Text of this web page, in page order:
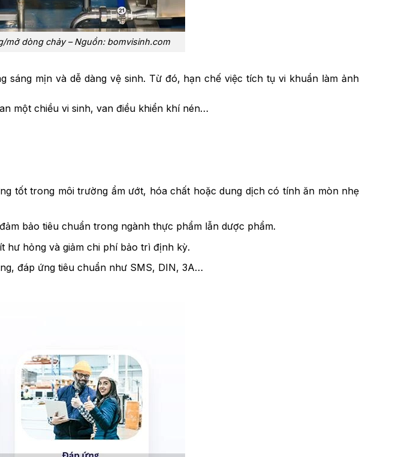
mở dòng chảy – Nguồn: bomvisinh.com
mịn và dễ dàng vệ sinh. Từ đó, hạn chế việc tích tụ vi khuẩn làm ảnh
một chiều vi sinh, van điều khiển khí nén…
tốt trong môi trường ẩm ướt, hóa chất hoặc dung dịch có tính ăn mòn nhẹ
bảo tiêu chuẩn trong ngành thực phẩm lẫn dược phẩm.
hư hỏng và giảm chi phí bảo trì định kỳ.
đáp ứng tiêu chuẩn như SMS, DIN, 3A…